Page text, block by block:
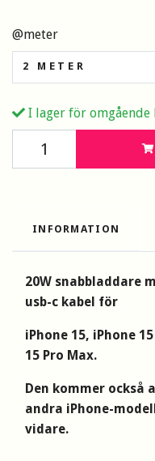
@meter
2 METER
I lager för omgående
INFORMATION
20W snabbladdare
usb-c kabel för
iPhone 15, iPhone
15 Pro Max.
Den kommer
andra iPhone-
vidare.